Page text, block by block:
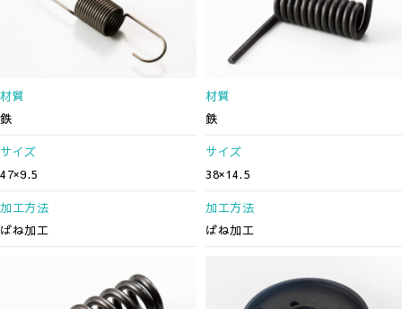
材質
鉄
サイズ
47×9.5
加工方法
ばね加工
材質
鉄
サイズ
38×14.5
加工方法
ばね加工